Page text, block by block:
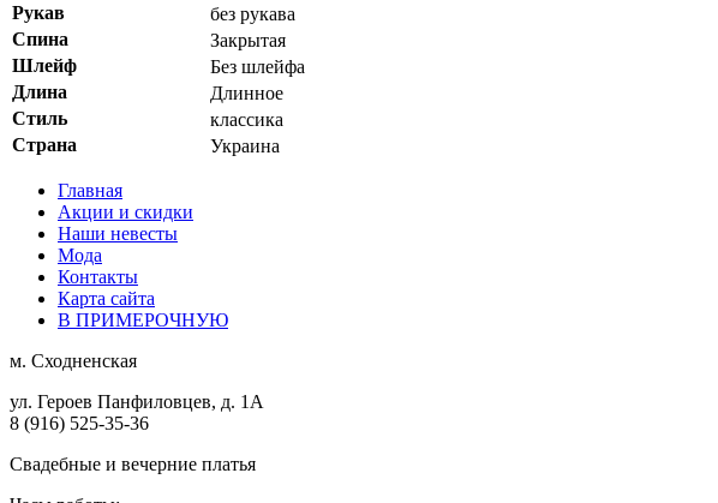
Рукав
без рукава
Спина
Закрытая
Шлейф
Без шлейфа
Длина
Длинное
Стиль
классика
Страна
Украина
Главная
Акции и скидки
Наши невесты
Мода
Контакты
Карта сайта
В ПРИМЕРОЧНУЮ
м. Сходненская
ул. Героев Панфиловцев, д. 1А
8 (916) 525-35-36
Свадебные и вечерние платья